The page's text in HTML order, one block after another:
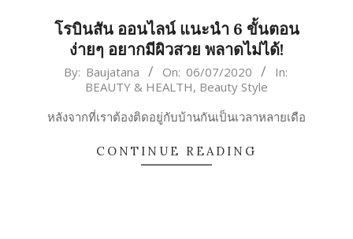
โรบินสัน ออนไลน์ แนะนำ 6 ขั้นตอน
ง่ายๆ อยากมีผิวสวย พลาดไม่ได้!
2020-
06
By: Baujatana On: 06/07/2020
In:
BEAUTY & HEALTH, Beauty Style
หลังจากที่เราต้องติดอยู่กับบ้านกันเป็นเวลาหลายเดือ
CONTINUE READING